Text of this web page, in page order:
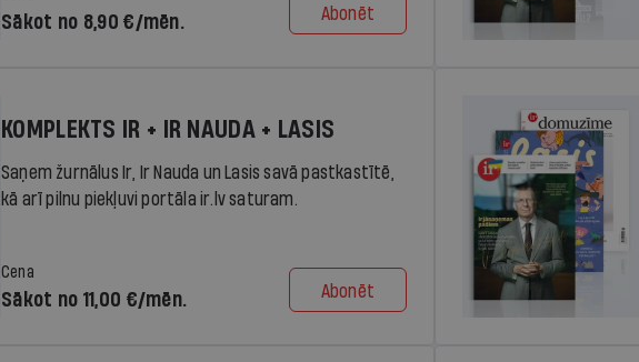
Sākot no 8,90 €/mēn. Abonēt
KOMPLEKTS IR + IR NAUDA + LASIS
Saņem žurnālus Ir, Ir Nauda un Lasis savā pastkastītē,
kā arī pilnu piekļuvi portāla ir.lv saturam.
Cena
Sākot no 11,00 €/mēn. Abonēt